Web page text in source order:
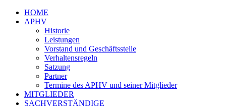
HOME
APHV
Historie
Leistungen
Vorstand und Geschäftsstelle
Verhaltensregeln
Satzung
Partner
Termine des APHV und seiner Mitglieder
MITGLIEDER
SACHVERSTÄNDIGE